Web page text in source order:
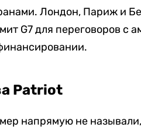
Лондон, Париж и
G7 для переговоров с
Patriot
напрямую не